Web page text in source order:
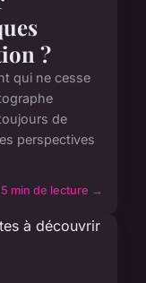
?
qui ne cesse
de
perspectives
5 min de lecture →